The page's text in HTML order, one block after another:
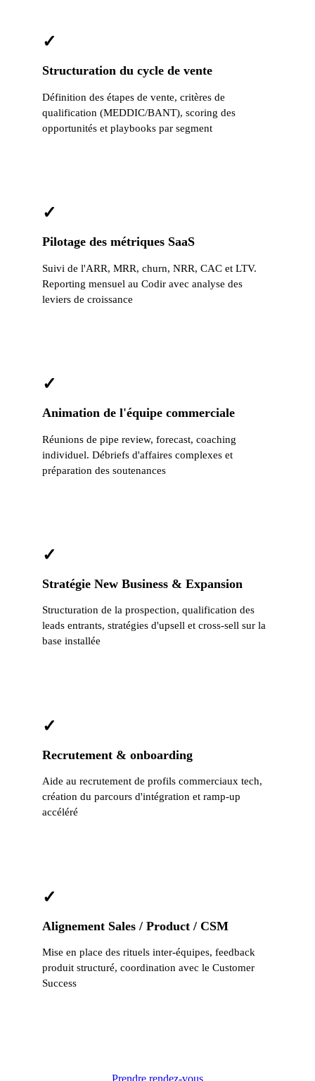
✓
Structuration du cycle de vente
Définition des étapes de vente, critères de
qualification (MEDDIC/BANT), scoring des
opportunités et playbooks par segment
✓
Pilotage des métriques SaaS
Suivi de l'ARR, MRR, churn, NRR, CAC et LTV.
Reporting mensuel au Codir avec analyse des
leviers de croissance
✓
Animation de l'équipe commerciale
Réunions de pipe review, forecast, coaching
individuel. Débriefs d'affaires complexes et
préparation des soutenances
✓
Stratégie New Business & Expansion
Structuration de la prospection, qualification des
leads entrants, stratégies d'upsell et cross-sell sur la
base installée
✓
Recrutement & onboarding
Aide au recrutement de profils commerciaux tech,
création du parcours d'intégration et ramp-up
accéléré
✓
Alignement Sales / Product / CSM
Mise en place des rituels inter-équipes, feedback
produit structuré, coordination avec le Customer
Success
Prendre rendez-vous